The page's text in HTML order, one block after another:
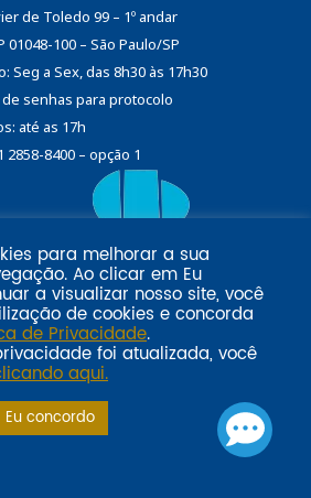
de Toledo 99 – 1º andar
01048-100 – São Paulo/SP
Seg a Sex, das 8h30 às 17h30
senhas para protocolo
até as 17h
8400 – opção 1
por:
SINDILOJAS-SPAcesse aqui
para melhorar a sua
Ao clicar em Eu
a visualizar nosso site, você
de cookies e concorda
de Privacidade.
foi atualizada, você
aqui.
Eu concordo